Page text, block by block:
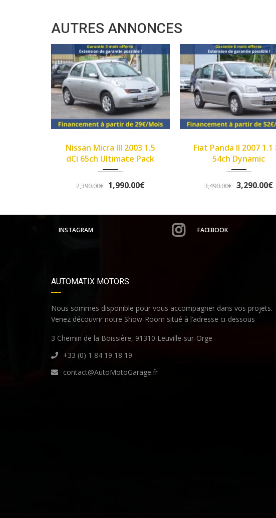
AUTRES ANNONCES
Micra III 2003 1.5
Ultimate Pack
Fiat Panda II 2007 1.1 8v
54ch Dynamic
3,490.00€
Renault
115ch
3,390.00€
INSTAGRAM FACEBOOK
AUTOMATIX MOTORS
Nous sommes disponible pour vous accompagner dans vos projets.
Venez découvrir notre Show-Room situé à l’adresse ci-dessous
3 Chemin de la Boissière, 91310 Leuville-sur-Orge
+33 (0) 1 84 19 18 19
contact@AutoMotoGarage.fr